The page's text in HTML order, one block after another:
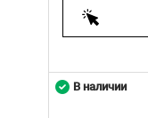
В наличии